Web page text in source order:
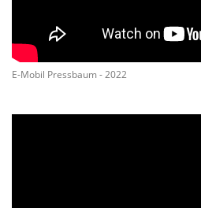
E-Mobil Pressbaum - 2022